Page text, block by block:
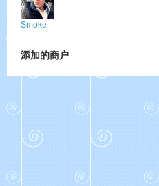
Smoke
添加的商户